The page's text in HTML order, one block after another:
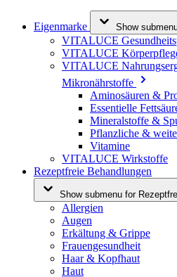
Eigenmarke Show
VITALUCE
VITALUCE
VITALUCE
Mikronährstoffe
Aminosäuren &
Essentielle
Mineralstoffe &
Pflanzliche &
Vitamine
VITALUCE Wirkstoffe
Rezeptfreie Behandlungen
Show submenu for
Allergien
Augen
Erkältung & Grippe
Frauengesundheit
Haar & Kopfhaut
Haut